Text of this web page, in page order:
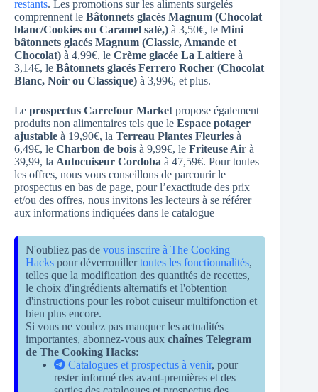
restants. Les promotions sur les aliments surgelés
comprennent le Bâtonnets glacés Magnum (Chocolat
blanc/Cookies ou Caramel salé,) à 3,50€, le Mini
bâtonnets glacés Magnum (Classic, Amande et
Chocolat) à 4,99€, le Crème glacée La Laitiere à
3,14€, le Bâtonnets glacés Ferrero Rocher (Chocolat
Blanc, Noir ou Classique) à 3,99€, et plus.
Le prospectus Carrefour Market propose également
produits non alimentaires tels que le Espace potager
ajustable à 19,90€, la Terreau Plantes Fleuries à
6,49€, le Charbon de bois à 9,99€, le Friteuse Air à
39,99, la Autocuiseur Cordoba à 47,59€. Pour toutes
les offres, nous vous conseillons de parcourir le
prospectus en bas de page, pour l’exactitude des prix
et/ou des offres, nous invitons les lecteurs à se référer
aux informations indiquées dans le catalogue
N'oubliez pas de vous inscrire à The Cooking
Hacks pour déverrouillertoutes les fonctionnalités,
telles que la modification des quantités de recettes,
le choix d'ingrédients alternatifs et l'obtention
d'instructions pour les robot cuiseur multifonction et
bien plus encore.
Si vous ne voulez pas manquer les actualités
importantes, abonnez-vous aux chaînes Telegram
de The Cooking Hacks:
Catalogues et prospectus à venir, pour
rester informé des avant-premières et des